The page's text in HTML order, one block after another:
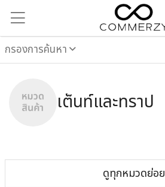
กรองการค้นหา
เต็นท์และทราป
ดูทุกหมวดย่อย